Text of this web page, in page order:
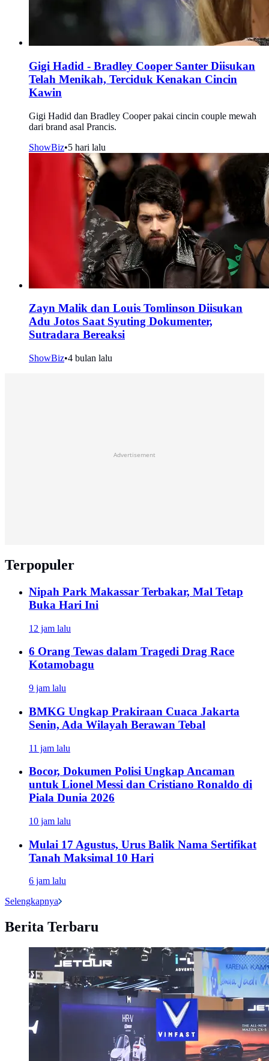
Gigi Hadid - Bradley Cooper Santer Diisukan
Telah Menikah, Terciduk Kenakan Cincin
Kawin
Gigi Hadid dan Bradley Cooper pakai cincin couple mewah
dari brand asal Prancis.
ShowBiz•5 hari lalu
Zayn Malik dan Louis Tomlinson Diisukan
Adu Jotos Saat Syuting Dokumenter,
Sutradara Bereaksi
ShowBiz•4 bulan lalu
Advertisement
Terpopuler
Nipah Park Makassar Terbakar, Mal Tetap
Buka Hari Ini
12 jam lalu
6 Orang Tewas dalam Tragedi Drag Race
Kotamobagu
9 jam lalu
BMKG Ungkap Prakiraan Cuaca Jakarta
Senin, Ada Wilayah Berawan Tebal
11 jam lalu
Bocor, Dokumen Polisi Ungkap Ancaman
untuk Lionel Messi dan Cristiano Ronaldo di
Piala Dunia 2026
10 jam lalu
Mulai 17 Agustus, Urus Balik Nama Sertifikat
Tanah Maksimal 10 Hari
6 jam lalu
Selengkapnya
Berita Terbaru